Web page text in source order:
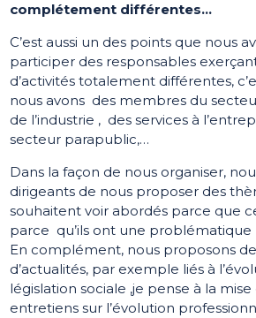
complétement différentes…
C’est aussi un des points que nous
participer des responsables
d’activités totalement différentes,
nous avons des membres du
de l’industrie , des services à
secteur parapublic,…
Dans la façon de nous organiser,
dirigeants de nous proposer des
souhaitent voir abordés parce que
parce qu’ils ont une problématique
En complément, nous proposons
d’actualités, par exemple liés à
législation sociale ,je pense à la
entretiens sur l’évolution